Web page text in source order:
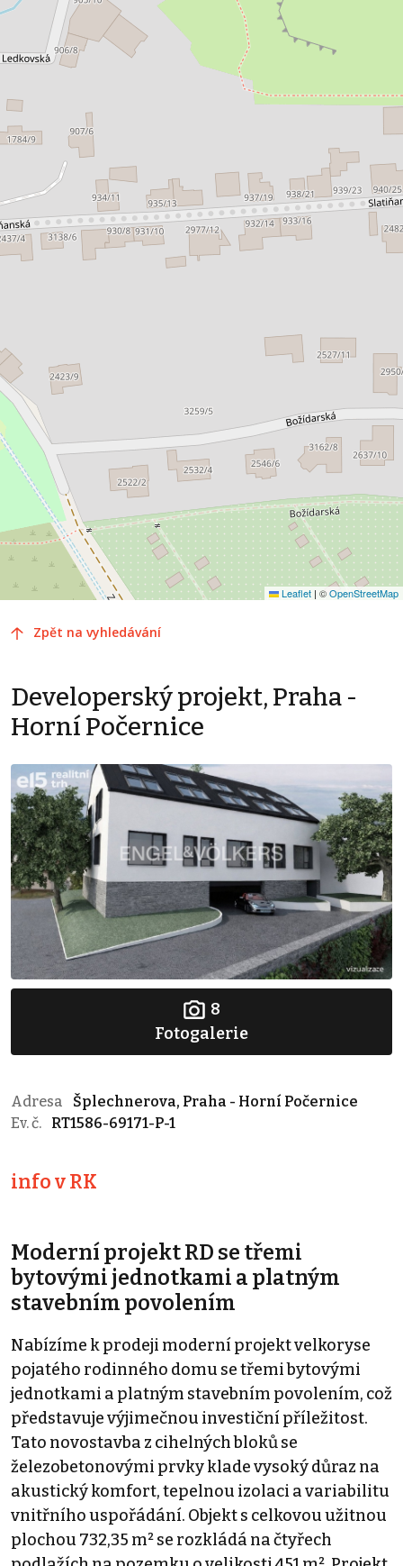
Leaflet | ©OpenStreetMap
Zpět na vyhledávání
Developerský projekt, Praha -
Horní Počernice
8
Fotogalerie
Adresa
Šplechnerova, Praha - Horní Počernice
Ev. č.
RT1586-69171-P-1
info v RK
Moderní projekt RD se třemi
bytovými jednotkami a platným
stavebním povolením
Nabízíme k prodeji moderní projekt velkoryse
pojatého rodinného domu se třemi bytovými
jednotkami a platným stavebním povolením, což
představuje výjimečnou investiční příležitost.
Tato novostavba z cihelných bloků se
železobetonovými prvky klade vysoký důraz na
akustický komfort, tepelnou izolaci a variabilitu
vnitřního uspořádání. Objekt s celkovou užitnou
plochou 732,35 m² se rozkládá na čtyřech